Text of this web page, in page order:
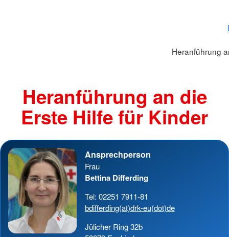
Heranführung
Heranführung an die
Erste Hilfe für Kinder
Ansprechperson
Frau
Bettina Differding
Tel: 02251 7911-81
bdifferding(at)drk-eu(dot)de
Jülicher Ring 32b